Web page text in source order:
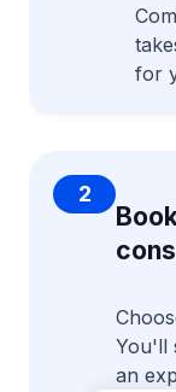
for
2
You'll
an